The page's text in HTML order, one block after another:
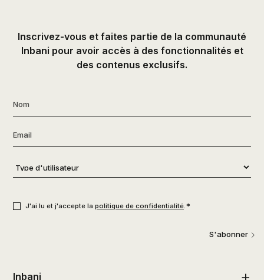
Inscrivez-vous et faites partie de la communauté
Inbani pour avoir accès à des fonctionnalités et
des contenus exclusifs.
Nom
Email
Type
d'utilisateur*
J'ai lu et j'accepte la politique de confidentialité.*
S'abonner
Inbani